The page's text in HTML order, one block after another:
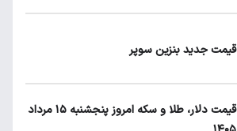
۲
مرداد ۱۴۰۵
قیمت جدید بنزین سوپر
قیمت دلار، طلا و سکه امروز پنجشنبه ۱۵ مرداد